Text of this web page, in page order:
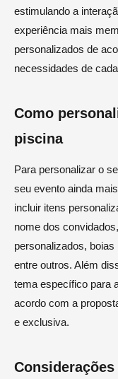
estimulando a
experiência mais
personalizados de
necessidades de
Como
piscina
Para personalizar o
seu evento ainda
incluir itens
nome dos
personalizados,
entre outros. Além
tema específico para
acordo com a
e exclusiva.